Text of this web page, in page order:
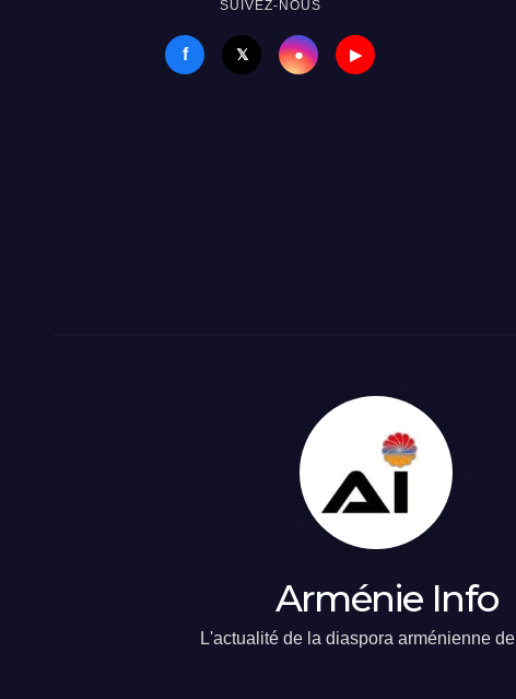
SUIVEZ-NOUS
f 𝕏 ● ▶
Arménie Info
L'actualité de la diaspora arménienne